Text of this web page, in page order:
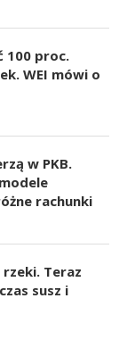
100 proc.
WEI mówi o
w PKB.
rachunki
rzeki. Teraz
susz i